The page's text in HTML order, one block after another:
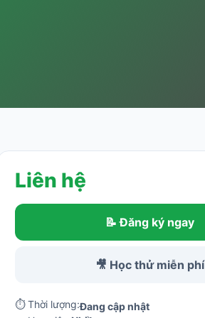
Liên hệ
📝 Đăng ký ngay
🎥 Học thử miễn phí
⏱ Thời lượng:Đang cập nhật